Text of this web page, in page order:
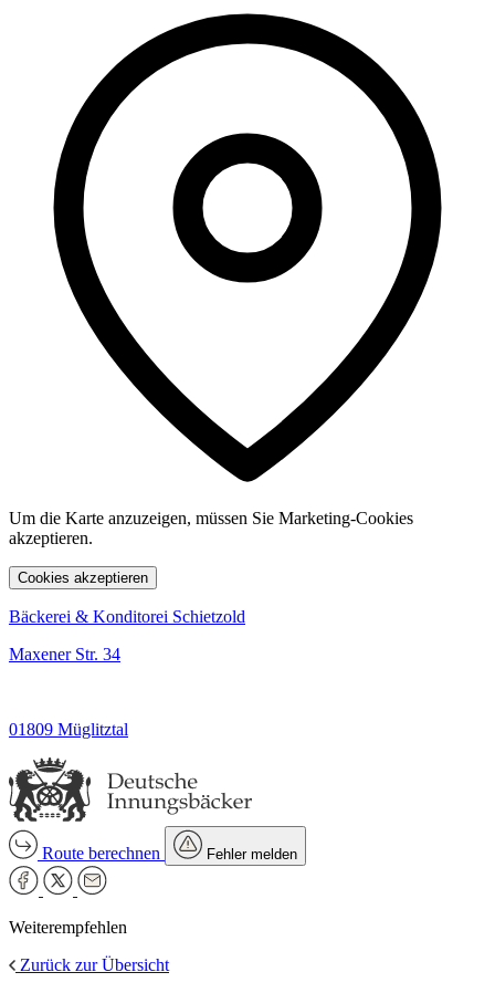
Um die Karte anzuzeigen, müssen Sie Marketing-Cookies
akzeptieren.
Cookies akzeptieren
Bäckerei & Konditorei Schietzold
Maxener Str. 34
01809 Müglitztal
Route berechnen Fehler melden
Weiterempfehlen
Zurück zur Übersicht